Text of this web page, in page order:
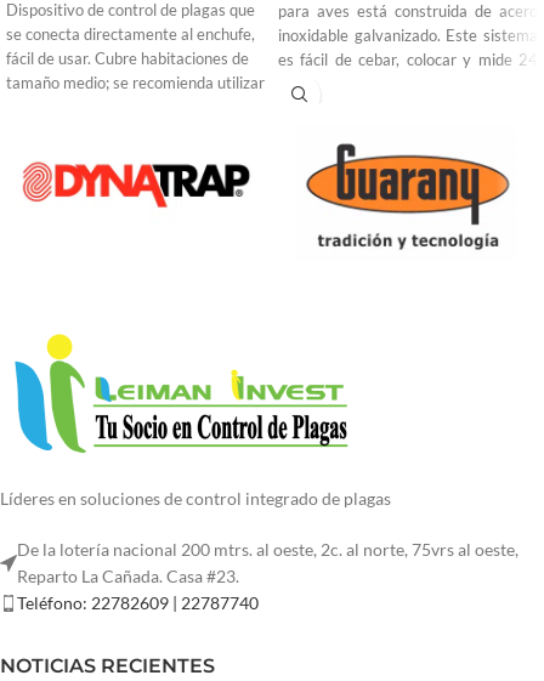
Dispositivo de control de plagas que
se conecta directamente al enchufe,
fácil de usar. Cubre habitaciones de
tamaño medio; se recomienda utilizar
penetrarán sólidas objetos o paredes.
Para uso en interiores.
para aves está construida de acero
inoxidable galvanizado. Este sistema
es fácil de cebar, colocar y mide 24
pulgadas x 12 pulgadas x 16
pulgadas.
Líderes en soluciones de control integrado de plagas
De la lotería nacional 200 mtrs. al oeste, 2c. al norte, 75vrs al oeste,
Reparto La Cañada. Casa #23.
Teléfono: 22782609 | 22787740
NOTICIAS RECIENTES